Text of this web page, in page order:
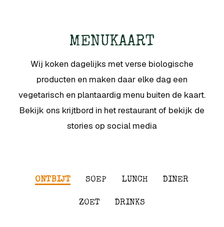
MENUKAART
Wij koken dagelijks met verse biologische
producten en maken daar elke dag een
vegetarisch en plantaardig menu buiten de kaart.
Bekijk ons krijtbord in het restaurant of bekijk de
stories op social media
ONTBIJT SOEP LUNCH DINER
ZOET DRINKS